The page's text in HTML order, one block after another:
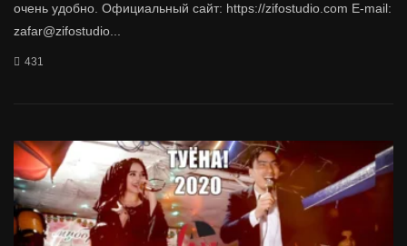
очень удобно. Официальный сайт: https://zifostudio.com E-mail:
zafar@zifostudio...
431